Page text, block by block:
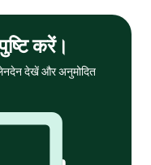
करें।
देखें और अनुमोदित